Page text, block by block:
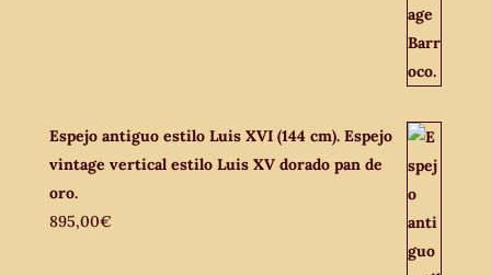
Espejo antiguo estilo Luis XVI (144 cm). Espejo
vintage vertical estilo Luis XV dorado pan de
oro.
895,00€